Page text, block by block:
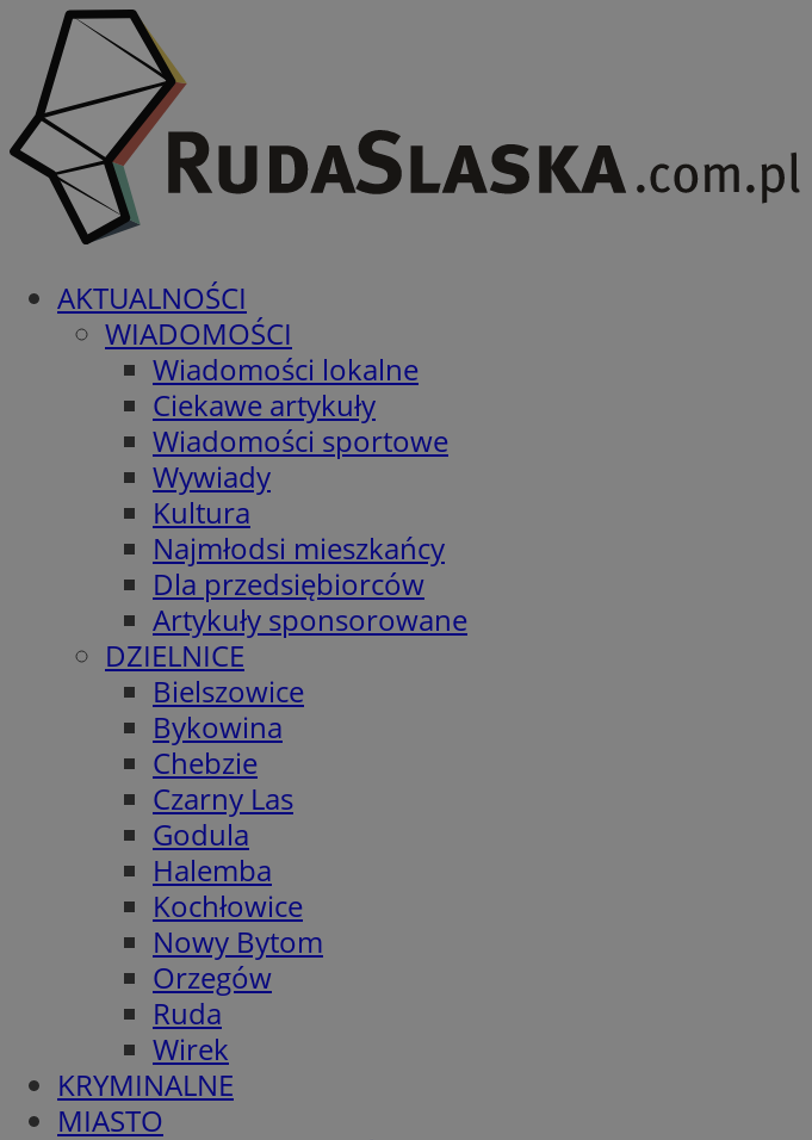
AKTUALNOŚCI
WIADOMOŚCI
Wiadomości lokalne
Ciekawe artykuły
Wiadomości sportowe
Wywiady
Kultura
Najmłodsi mieszkańcy
Dla przedsiębiorców
Artykuły sponsorowane
DZIELNICE
Bielszowice
Bykowina
Chebzie
Czarny Las
Godula
Halemba
Kochłowice
Nowy Bytom
Orzegów
Ruda
Wirek
KRYMINALNE
MIASTO